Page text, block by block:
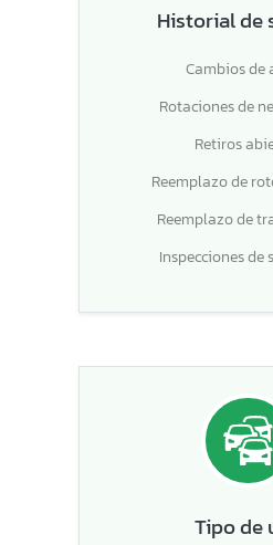
Historial de
Cambios de
Rotaciones de
Retiros
Reemplazo de
Reemplazo de
Inspecciones de
Tipo de